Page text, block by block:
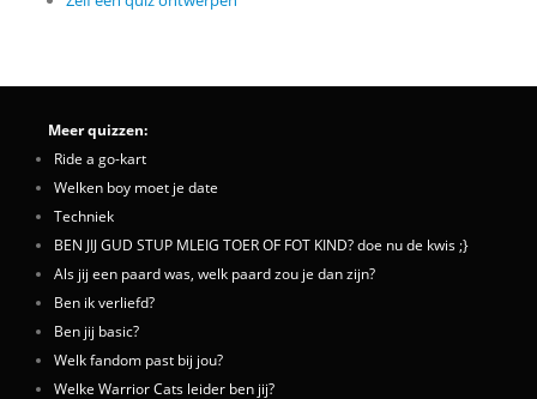
Meer quizzen:
Ride a go-kart
Welken boy moet je date
Techniek
BEN JIJ GUD STUP MLEIG TOER OF FOT KIND? doe nu de kwis ;}
Als jij een paard was, welk paard zou je dan zijn?
Ben ik verliefd?
Ben jij basic?
Welk fandom past bij jou?
Welke Warrior Cats leider ben jij?